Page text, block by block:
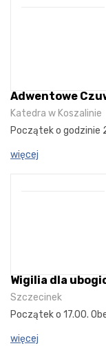
Adwentowe
Katedra w Koszalinie
Początek o godzinie
więcej
Wigilia dla
Szczecinek
Początek o 17.00.
więcej